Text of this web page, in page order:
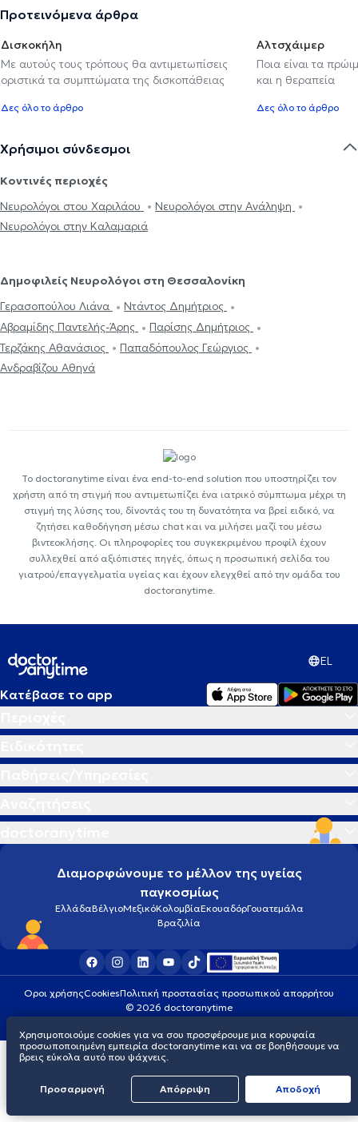
Προτεινόμενα άρθρα
Δισκοκήλη
Με αυτούς τους τρόπους θα αντιμετωπίσεις
οριστικά τα συμπτώματα της δισκοπάθειας
Δες όλο το άρθρο
Αλτσχάιμερ
Ποια είναι τα
και η θεραπεία
Δες όλο το άρθρο
Χρήσιμοι σύνδεσμοι
Κοντινές περιοχές
Νευρολόγοι στου Χαριλάου
Νευρολόγοι στην Ανάληψη
Νευρολόγοι στην Καλαμαριά
Δημοφιλείς Νευρολόγοι στη Θεσσαλονίκη
Γερασοπούλου Λιάνα
Ντάντος Δημήτριος
Αβραμίδης Παντελής-Άρης
Παρίσης Δημήτριος
Τερζάκης Αθανάσιος
Παπαδόπουλος Γεώργιος
Ανδραβίζου Αθηνά
Το doctoranytime είναι ένα end-to-end solution που υποστηρίζει τον
χρήστη από τη στιγμή που αντιμετωπίζει ένα ιατρικό σύμπτωμα μέχρι τη
στιγμή της λύσης του, δίνοντάς του τη δυνατότητα να βρεί ειδικό, να
ζητήσει καθοδήγηση μέσω chat και να μιλήσει μαζί του μέσω
βιντεοκλήσης. Οι πληροφορίες του συγκεκριμένου προφίλ έχουν
συλλεχθεί από αξιόπιστες πηγές, όπως η προσωπική σελίδα του
γιατρού/επαγγελματία υγείας και έχουν ελεγχθεί από την ομάδα του
doctoranytime.
EL
Κατέβασε το app
Διαμορφώνουμε το μέλλον της υγείας
παγκοσμίως
ΕλλάδαΒέλγιοΜεξικόΚολομβίαΕκουαδόρΓουατεμάλα
Βραζιλία
Οροι χρήσηςCookiesΠολιτική προστασίας προσωπικού απορρήτου
© 2026 doctoranytime
Χρησιμοποιούμε cookies για να σου προσφέρουμε μια κορυφαία
προσωποποιημένη εμπειρία doctoranytime και να σε βοηθήσουμε να
βρεις εύκολα αυτό που ψάχνεις.
Προσαρμογή Απόρριψη Aποδοχή